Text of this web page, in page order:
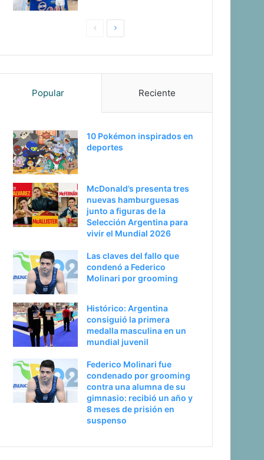
PaginaSiguiente
Popular Reciente
10 Pokémon inspirados en
deportes
McDonald’s presenta tres
nuevas hamburguesas
junto a figuras de la
Selección Argentina para
vivir el Mundial 2026
Las claves del fallo que
condenó a Federico
Molinari por grooming
Histórico: Argentina
consiguió la primera
medalla masculina en un
mundial juvenil
Federico Molinari fue
condenado por grooming
contra una alumna de su
gimnasio: recibió un año y
8 meses de prisión en
suspenso